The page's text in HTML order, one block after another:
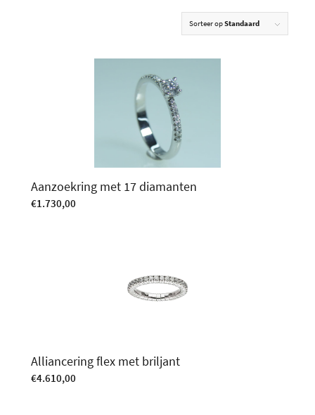
Sorteer opStandaard
Aanzoekring met 17 diamanten
€1.730,00
Alliancering flex met briljant
€4.610,00